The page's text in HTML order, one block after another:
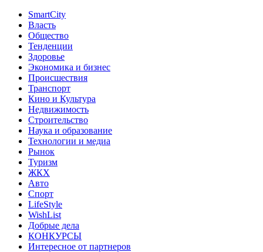
SmartCity
Власть
Общество
Тенденции
Здоровье
Экономика и бизнес
Происшествия
Транспорт
Кино и Культура
Недвижимость
Строительство
Наука и образование
Технологии и медиа
Рынок
Туризм
ЖКХ
Авто
Спорт
LifeStyle
WishList
Добрые дела
КОНКУРСЫ
Интересное от партнеров